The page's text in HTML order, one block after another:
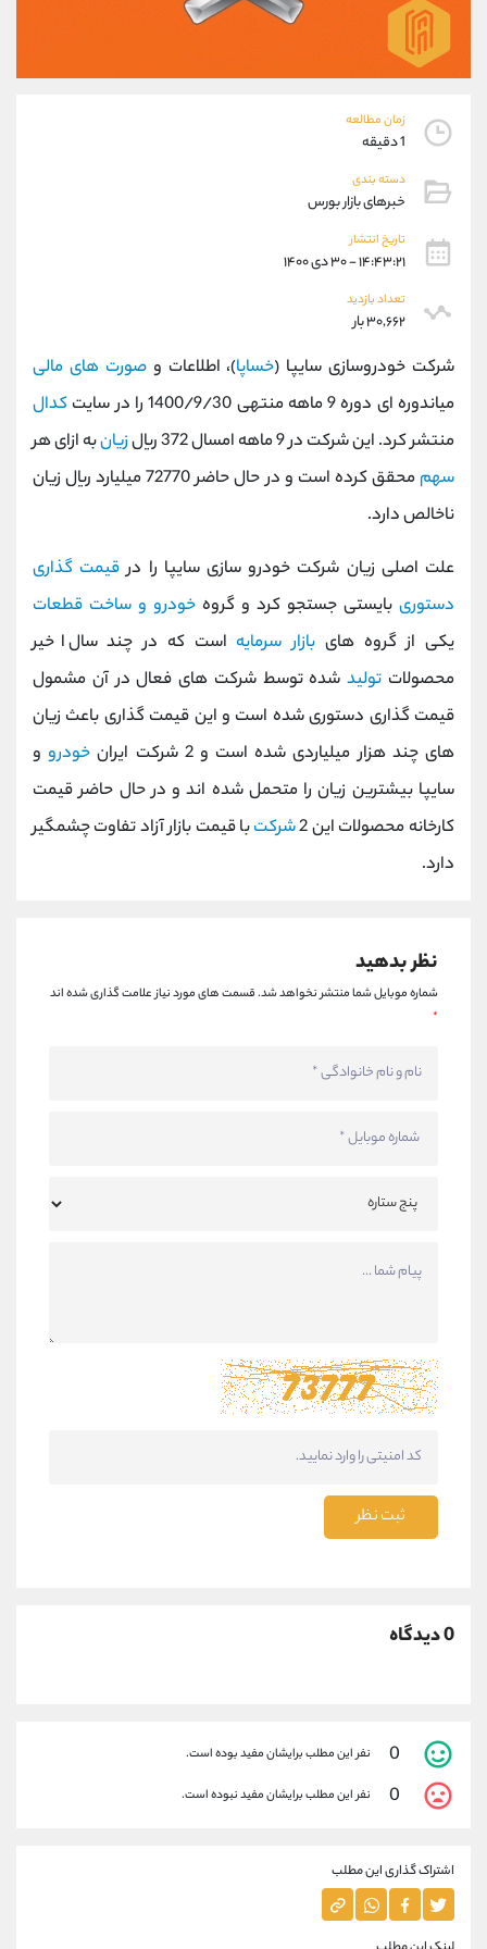
زمان مطالعه
1 دقیقه
دسته بندی
خبرهای بازار بورس
تاریخ انتشار
۱۴:۴۳:۲۱ - ۳۰ دی ۱۴۰۰
تعداد بازدید
۳۰,۶۶۲ بار
شرکت خودروسازی سایپا (خساپا)، اطلاعات وصورت های مالی
میاندوره ای دوره 9 ماهه منتهی 1400/9/30 را در سایت
کدال
منتشر کرد. این شرکت در 9 ماهه امسال 372 ریال
زیانبه ازای هر
سهم
محقق کرده است و در حال حاضر 72770 میلیارد ریال زیان
ناخالص دارد.
علت اصلی زیان شرکت خودرو سازی سایپا را درقیمت گذاری
دستوری بایستی جستجو کرد و گروه خودرو و ساخت قطعات
یکی از گروه های بازار سرمایه است که در چند سال اخیر
محصولات تولیدشده توسط شرکت های فعال در آن مشمول
قیمت گذاری دستوری شده است و این قیمت گذاری باعث زیان
های چند هزار میلیاردی شده است و 2 شرکت ایران
خودروو
سایپا بیشترین زیان را متحمل شده اند و در حال حاضر قیمت
کارخانه محصولات این 2
شرکتبا قیمت بازار آزاد تفاوت چشمگیر
دارد.
نظر بدهید
شماره موبایل شما منتشر نخواهد شد.قسمت های مورد نیاز علامت گذاری شده اند
*
ثبت نظر
0 دیدگاه
0 نفر این مطلب برایشان مفید بوده است.
0 نفر این مطلب برایشان مفید نبوده است.
اشتراک گذاری این مطلب
واتساپ
تلگرام
پشتیبان فروش
موبایل
واتساپ
تلگرام
داخلی
اطلاعات تماس (دفتر فروش)
تلفن 021-22021030
بدون پیش شماره 90001030
اینستاگرام @alireza.mehrabii
@alirezamehrabi_com